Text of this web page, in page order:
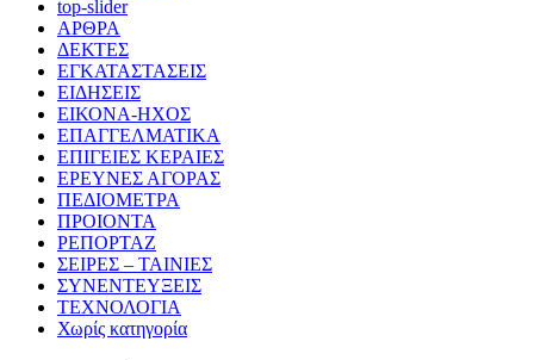
top-slider
ΑΡΘΡΑ
ΔΕΚΤΕΣ
ΕΓΚΑΤΑΣΤΑΣΕΙΣ
ΕΙΔΗΣΕΙΣ
ΕΙΚΟΝΑ-ΗΧΟΣ
ΕΠΑΓΓΕΛΜΑΤΙΚΑ
ΕΠΙΓΕΙΕΣ ΚΕΡΑΙΕΣ
ΕΡΕΥΝΕΣ ΑΓΟΡΑΣ
ΠΕΔΙΟΜΕΤΡΑ
ΠΡΟΙΟΝΤΑ
ΡΕΠΟΡΤΑΖ
ΣΕΙΡΕΣ – ΤΑΙΝΙΕΣ
ΣΥΝΕΝΤΕΥΞΕΙΣ
ΤΕΧΝΟΛΟΓΙΑ
Χωρίς κατηγορία